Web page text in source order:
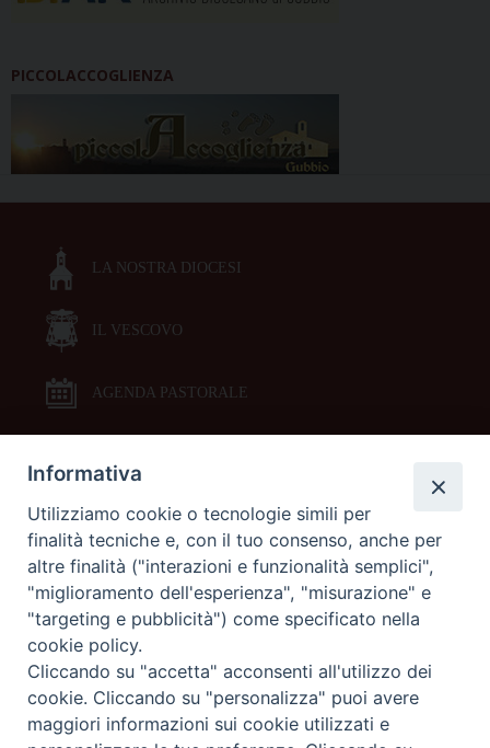
PICCOLACCOGLIENZA
LA NOSTRA DIOCESI
IL VESCOVO
AGENDA PASTORALE
DOCUMENTI PASTORALI
ORARI MESSE
LITURGIA DELLE ORE
GALLERIE FOTOGRAFICHE
Informativa
Utilizziamo cookie o tecnologie simili per
finalità tecniche e, con il tuo consenso, anche per
altre finalità ("interazioni e funzionalità semplici",
"miglioramento dell'esperienza", "misurazione" e
"targeting e pubblicità") come specificato nella
cookie policy.
Cliccando su "accetta" acconsenti all'utilizzo dei
cookie. Cliccando su "personalizza" puoi avere
maggiori informazioni sui cookie utilizzati e